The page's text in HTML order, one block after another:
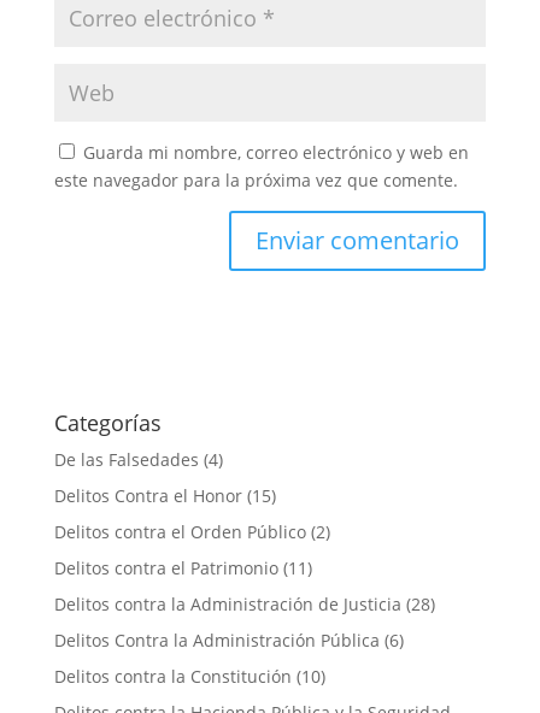
Guarda mi nombre, correo electrónico y web en
este navegador para la próxima vez que comente.
Categorías
De las Falsedades (4)
Delitos Contra el Honor(15)
Delitos contra el Orden Público(2)
Delitos contra el Patrimonio(11)
Delitos contra la Administración de Justicia (28)
Delitos Contra la Administración Pública (6)
Delitos contra la Constitución (10)